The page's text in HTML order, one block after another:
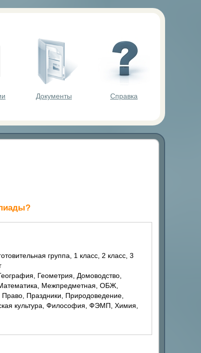
Документы Справка
Математика, Межпредметная, ОБЖ,
Праздники, Природоведение,
культура, Философия, ФЭМП, Химия,